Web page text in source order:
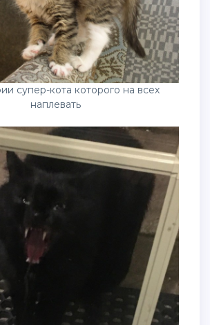
супер-кота которого на всех
наплевать